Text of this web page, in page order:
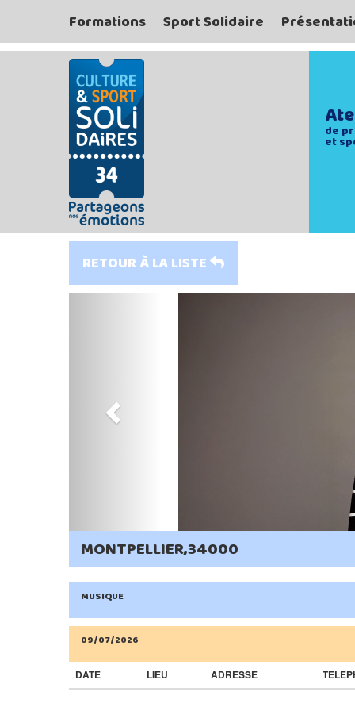
Formations Sport Solidaire
de
et
RETOUR À LA LISTE
Previous
MONTPELLIER,34000
MUSIQUE
09/07/2026
DATE LIEU ADRESSE